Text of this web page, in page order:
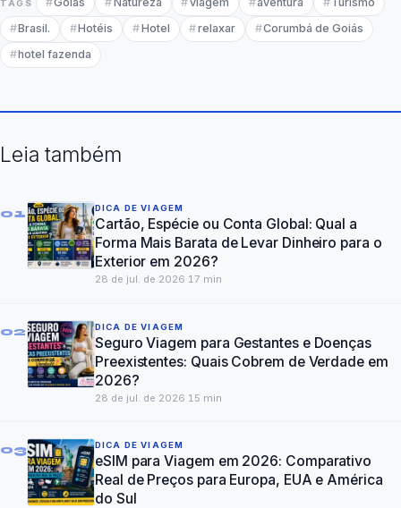
TAGS
Brasil.
Hotéis Hotel relaxar
Corumbá de Goiás
hotel fazenda
Leia também
01 DICA DE VIAGEM
Cartão, Espécie ou Conta Global: Qual a
Forma Mais Barata de Levar Dinheiro para o
Exterior em 2026?
28 de jul. de 2026 17 min
02 DICA DE VIAGEM
Seguro Viagem para Gestantes e Doenças
Preexistentes: Quais Cobrem de Verdade em
2026?
28 de jul. de 2026 15 min
03 DICA DE VIAGEM
eSIM para Viagem em 2026: Comparativo
Real de Preços para Europa, EUA e América
do Sul